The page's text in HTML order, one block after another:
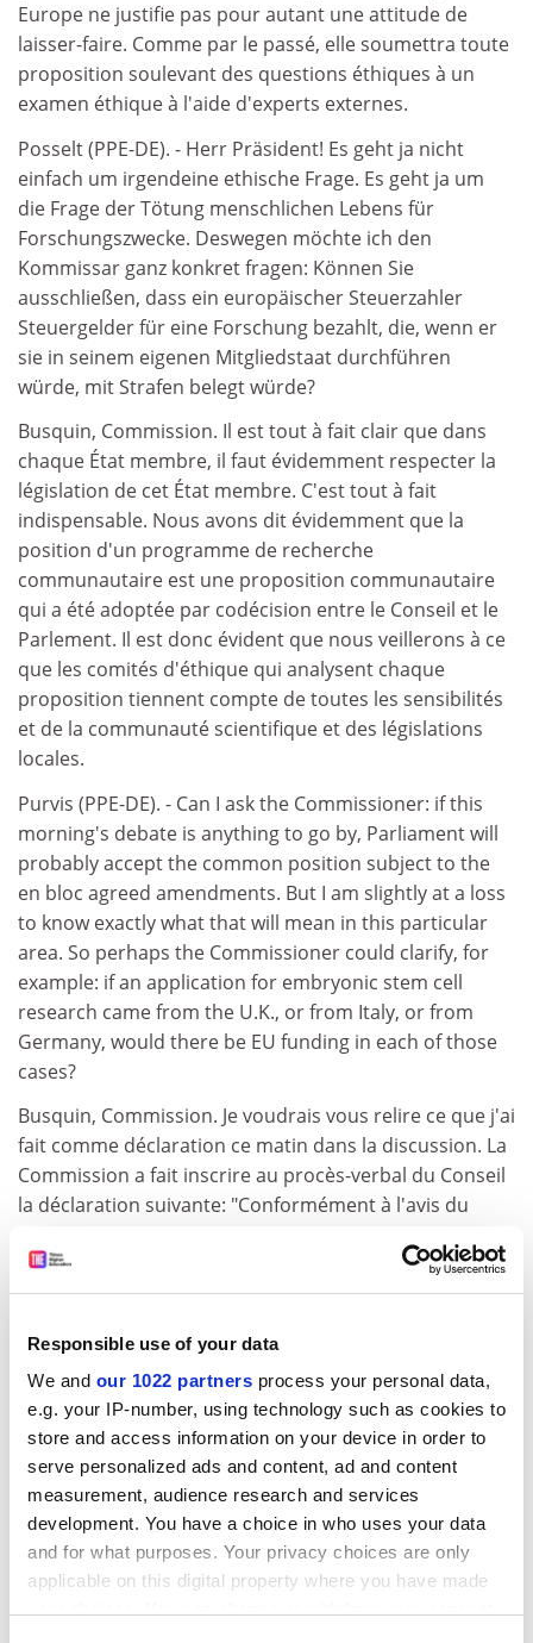
Responsible use of your data
We and our 1022 partners process your personal data,
e.g. your IP-number, using technology such as cookies to
store and access information on your device in order to
serve personalized ads and content, ad and content
measurement, audience research and services
development. You have a choice in who uses your data
and for what purposes. Your privacy choices are only
applicable on this digital property where you have made
Europe ne justifie pas pour autant une attitude de
laisser-faire. Comme par le passé, elle soumettra toute
proposition soulevant des questions éthiques à un
examen éthique à l'aide d'experts externes.
Posselt (PPE-DE). - Herr Präsident! Es geht ja nicht
einfach um irgendeine ethische Frage. Es geht ja um
die Frage der Tötung menschlichen Lebens für
Forschungszwecke. Deswegen möchte ich den
Kommissar ganz konkret fragen: Können Sie
ausschließen, dass ein europäischer Steuerzahler
Steuergelder für eine Forschung bezahlt, die, wenn er
sie in seinem eigenen Mitgliedstaat durchführen
würde, mit Strafen belegt würde?
Busquin, Commission. Il est tout à fait clair que dans
chaque État membre, il faut évidemment respecter la
législation de cet État membre. C'est tout à fait
indispensable. Nous avons dit évidemment que la
position d'un programme de recherche
communautaire est une proposition communautaire
qui a été adoptée par codécision entre le Conseil et le
Parlement. Il est donc évident que nous veillerons à ce
que les comités d'éthique qui analysent chaque
proposition tiennent compte de toutes les sensibilités
et de la communauté scientifique et des législations
locales.
Purvis (PPE-DE). - Can I ask the Commissioner: if this
morning's debate is anything to go by, Parliament will
probably accept the common position subject to the
en bloc agreed amendments. But I am slightly at a loss
to know exactly what that will mean in this particular
area. So perhaps the Commissioner could clarify, for
example: if an application for embryonic stem cell
research came from the U.K., or from Italy, or from
Germany, would there be EU funding in each of those
cases?
Busquin, Commission. Je voudrais vous relire ce que j'ai
fait comme déclaration ce matin dans la discussion. La
Commission a fait inscrire au procès-verbal du Conseil
la déclaration suivante: "Conformément à l'avis du
au sixième programme-cadre et compte tenu de l'avis
du groupe européen sur l'éthique dans la science et les
la recherche dans les domaines suivants ne doit pas
être financée au titre de programme-cadre: les
activités de recherche en vue du clonage humain à des
fins reproductives, les activités de recherche visant à
modifier le patrimoine génétique d'êtres humains qui
pourraient rendre ces modifications héréditaires, les
activités de recherche destinées à créer des embryons
humains uniquement à des fins de recherche ou pour
l'approvisionnement en cellules souches, notamment
par transfert de noyaux des cellules somatiques" et,